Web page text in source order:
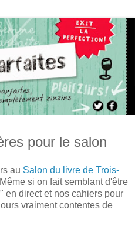
pour le salon
au Salon du livre de Trois-
si on fait semblant d'être
en direct et nos cahiers pour
vraiment contentes de